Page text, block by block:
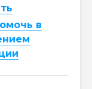
в